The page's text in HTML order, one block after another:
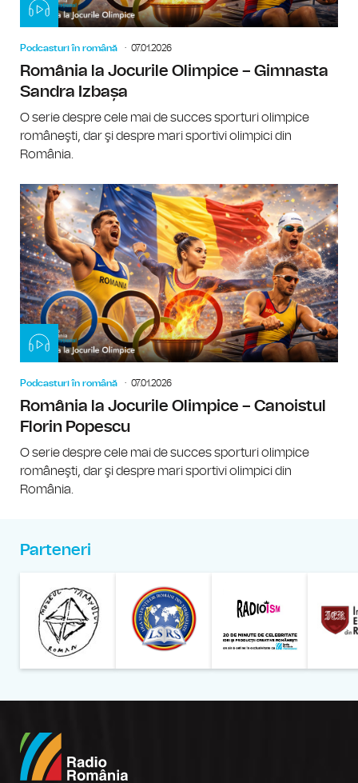
Podcasturi în română 07.01.2026
România la Jocurile Olimpice – Gimnasta
Sandra Izbașa
O serie despre cele mai de succes sporturi olimpice
româneşti, dar şi despre mari sportivi olimpici din
România.
Podcasturi în română 07.01.2026
România la Jocurile Olimpice – Canoistul
Florin Popescu
O serie despre cele mai de succes sporturi olimpice
româneşti, dar şi despre mari sportivi olimpici din
România.
Parteneri